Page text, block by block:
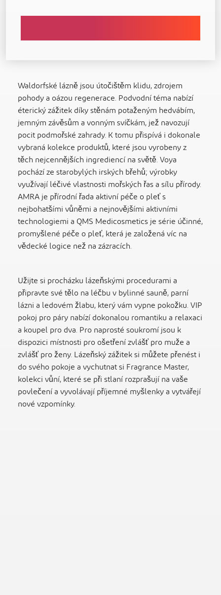
Waldorfské lázně jsou útočištěm klidu, zdrojem
pohody a oázou regenerace. Podvodní téma nabízí
éterický zážitek díky stěnám potaženým hedvábím,
jemným závěsům a vonným svíčkám, jež navozují
pocit podmořské zahrady. K tomu přispívá i dokonale
vybraná kolekce produktů, které jsou vyrobeny z
těch nejcennějších ingrediencí na světě. Voya
pochází ze starobylých irských břehů; výrobky
využívají léčivé vlastnosti mořských řas a sílu přírody.
AMRA je přírodní řada aktivní péče o pleť s
nejbohatšími vůněmi a nejnovějšími aktivními
technologiemi a QMS Medicosmetics je série účinné,
promyšlené péče o pleť, která je založená víc na
vědecké logice než na zázracích.
Užijte si procházku lázeňskými procedurami a
připravte své tělo na léčbu v bylinné sauně, parní
lázni a ledovém žlabu, který vám vypne pokožku. VIP
pokoj pro páry nabízí dokonalou romantiku a relaxaci
a koupel pro dva. Pro naprosté soukromí jsou k
dispozici místnosti pro ošetření zvlášť pro muže a
zvlášť pro ženy. Lázeňský zážitek si můžete přenést i
do svého pokoje a vychutnat si Fragrance Master,
kolekci vůní, které se při stlaní rozprašují na vaše
povlečení a vyvolávají příjemné myšlenky a vytvářejí
nové vzpomínky.